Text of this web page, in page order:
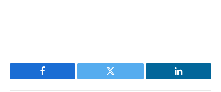
Facebook Twitter LinkedIn